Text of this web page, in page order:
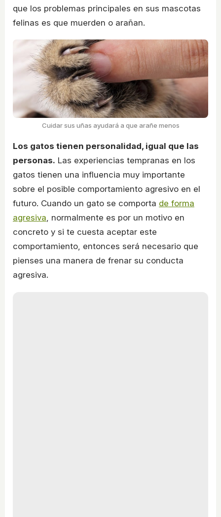
que los problemas principales en sus mascotas
felinas es que muerden o arañan.
Cuidar sus uñas ayudará a que arañe menos
Los gatos tienen personalidad, igual que las
personas. Las experiencias tempranas en los
gatos tienen una influencia muy importante
sobre el posible comportamiento agresivo en el
futuro. Cuando un gato se comporta de forma
agresiva , normalmente es por un motivo en
concreto y si te cuesta aceptar este
comportamiento, entonces será necesario que
pienses una manera de frenar su conducta
agresiva.